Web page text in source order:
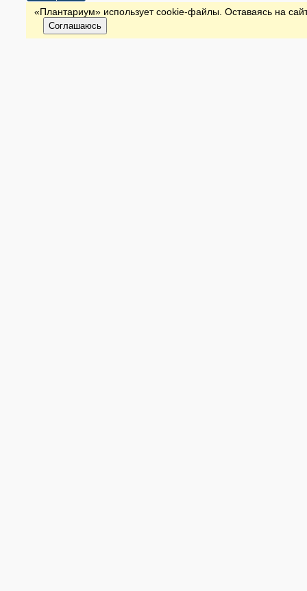
«Плантариум» использует cookie-файлы. Оставаясь на
Соглашаюсь